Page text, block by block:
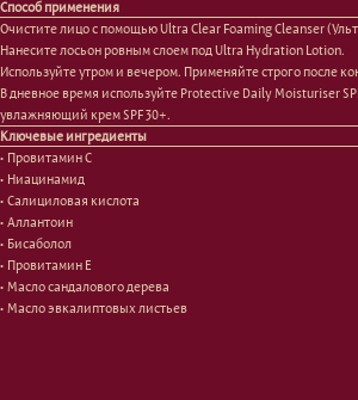
Способ применения
Очистите лицо с помощью Ultra Clear Foaming Cleanser
Нанесите лосьон ровным слоем под Ultra Hydration Lotion.
Используйте утром и вечером. Применяйте строго после
В дневное время используйте Protective Daily Moisturiser
увлажняющий крем SPF 30+.
Ключевые ингредиенты
• Провитамин С
• Ниацинамид
• Cалициловая кислота
• Аллантоин
• Бисаболол
• Провитамин Е
• Масло сандалового дерева
• Масло эвкалиптовых листьев
Тело
Лицо
Проблемы
Очищение
Увлажнение/питание
Сыворотки/ эссенции
Ретинол
Защита от солнца
Тонизация
Восстановление
Маски и патчи
Уход за губами